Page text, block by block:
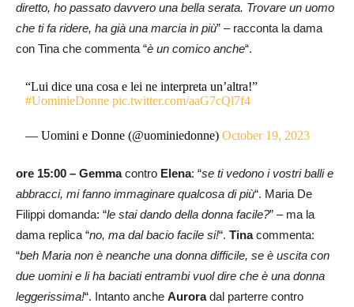
diretto, ho passato davvero una bella serata. Trovare un uomo
che ti fa ridere, ha già una marcia in più” – racconta la dama
con Tina che commenta “è un comico anche“.
“Lui dice una cosa e lei ne interpreta un’altra!”
#UominieDonne pic.twitter.com/aaG7cQl7f4
— Uomini e Donne (@uominiedonne)October 19, 2023
ore 15:00 – Gemmacontro Elena: “se ti vedono i vostri balli e
abbracci, mi fanno immaginare qualcosa di più“. Maria De
Filippi domanda: “le stai dando della donna facile?” – ma la
dama replica “no, ma dal bacio facile si!“. Tinacommenta:
“beh Maria non è neanche una donna difficile, se è uscita con
due uomini e li ha baciati entrambi vuol dire che è una donna
leggerissima!“. Intanto anche Auroradal parterre contro